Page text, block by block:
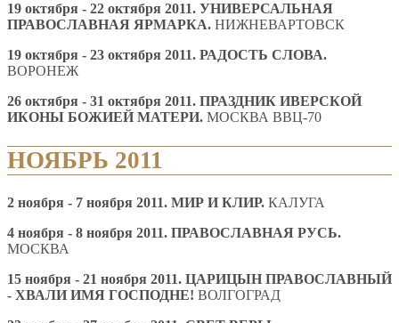
19 октября - 22 октября 2011. УНИВЕРСАЛЬНАЯ
ПРАВОСЛАВНАЯ ЯРМАРКА. НИЖНЕВАРТОВСК
19 октября - 23 октября 2011. РАДОСТЬ СЛОВА.
ВОРОНЕЖ
26 октября - 31 октября 2011. ПРАЗДНИК ИВЕРСКОЙ
ИКОНЫ БОЖИЕЙ МАТЕРИ. МОСКВА ВВЦ-70
НОЯБРЬ 2011
2 ноября - 7 ноября 2011. МИР И КЛИР. КАЛУГА
4 ноября - 8 ноября 2011. ПРАВОСЛАВНАЯ РУСЬ.
МОСКВА
15 ноября - 21 ноября 2011. ЦАРИЦЫН ПРАВОСЛАВНЫЙ
- ХВАЛИ ИМЯ ГОСПОДНЕ! ВОЛГОГРАД